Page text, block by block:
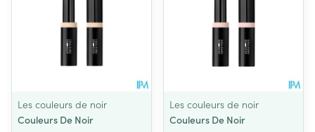
Les couleurs de noir
Couleurs De Noir
Les couleurs de noir
Couleurs De Noir